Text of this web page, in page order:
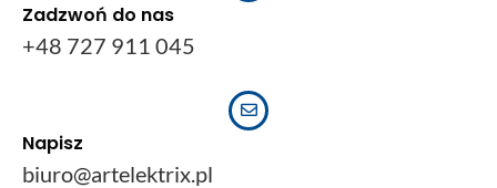
Zadzwoń do nas
+48 727 911 045
Napisz
biuro@artelektrix.pl